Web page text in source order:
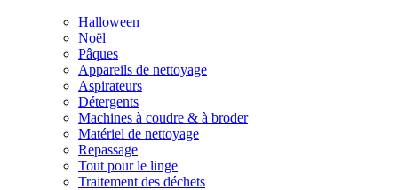
Halloween
Noël
Pâques
Appareils de nettoyage
Aspirateurs
Détergents
Machines à coudre & à broder
Matériel de nettoyage
Repassage
Tout pour le linge
Traitement des déchets